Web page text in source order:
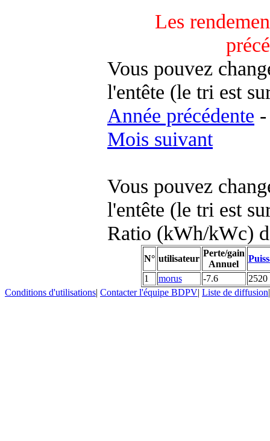
Les
Vous pouvez
l'entête (le tri est
Année précédente -
Mois suivant
Vous pouvez
l'entête (le tri est
Ratio (kWh/kWc)
N° utilisateur
Perte/gain
Annuel
1
morus -7.6
2520
Conditions d'utilisations| Contacter l'équipe BDPV| Liste de diffusion